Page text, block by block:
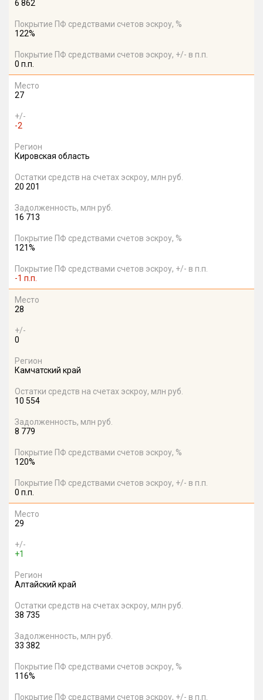
6 862
Покрытие ПФ средствами счетов эскроу, %
122%
Покрытие ПФ средствами счетов эскроу, +/- в п.п.
0 п.п.
Место
27
+/-
-2
Регион
Кировская область
Остатки средств на счетах эскроу, млн руб.
20 201
Задолженность, млн руб.
16 713
Покрытие ПФ средствами счетов эскроу, %
121%
Покрытие ПФ средствами счетов эскроу, +/- в п.п.
-1 п.п.
Место
28
+/-
0
Регион
Камчатский край
Остатки средств на счетах эскроу, млн руб.
10 554
Задолженность, млн руб.
8 779
Покрытие ПФ средствами счетов эскроу, %
120%
Покрытие ПФ средствами счетов эскроу, +/- в п.п.
0 п.п.
Место
29
+/-
+1
Регион
Алтайский край
Остатки средств на счетах эскроу, млн руб.
38 735
Задолженность, млн руб.
33 382
Покрытие ПФ средствами счетов эскроу, %
116%
Покрытие ПФ средствами счетов эскроу, +/- в п.п.